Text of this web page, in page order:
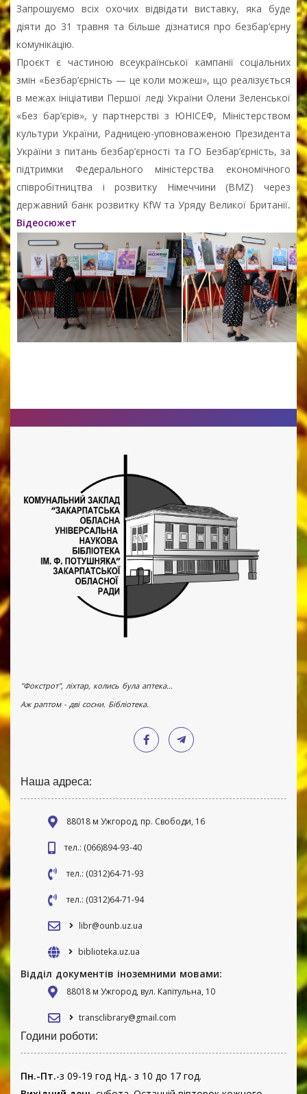
Запрошуємо всіх охочих відвідати виставку, яка буде
діяти до 31 травня та більше дізнатися про безбар’єрну
комунікацію.
Проєкт є частиною всеукраїнської кампанії соціальних
змін «Безбар’єрність — це коли можеш», що реалізується
в межах ініціативи Першої леді України Олени Зеленської
«Без бар’єрів», у партнерстві з ЮНІСЕФ, Міністерством
культури України, Радницею-уповноваженою Президента
України з питань безбар’єрності та ГО Безбар’єрність, за
підтримки Федерального міністерства економічного
співробітництва і розвитку Німеччини (BMZ) через
державний банк розвитку KfW та Уряду Великої Британії.
Відеосюжет
"Фокстрот", ліхтар, колись була аптека...
Аж раптом - дві сосни. Бібліотека.
Наша адреса:
88018 м Ужгород, пр. Свободи, 16
тел.: (066)894-93-40
тел.: (0312)64-71-93
тел.: (0312)64-71-94
libr@ounb.uz.ua
biblioteka.uz.ua
Відділ документів іноземними мовами:
88018 м Ужгород, вул. Капітульна, 10
transclibrary@gmail.com
Години роботи:
Пн.-Пт.-з 09-19 год Нд.- з 10 до 17 год.